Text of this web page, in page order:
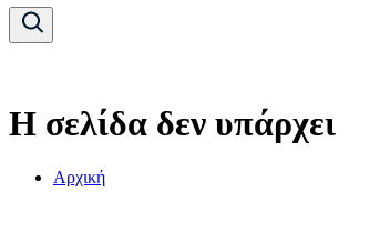
Η σελίδα δεν υπάρχει
Αρχική